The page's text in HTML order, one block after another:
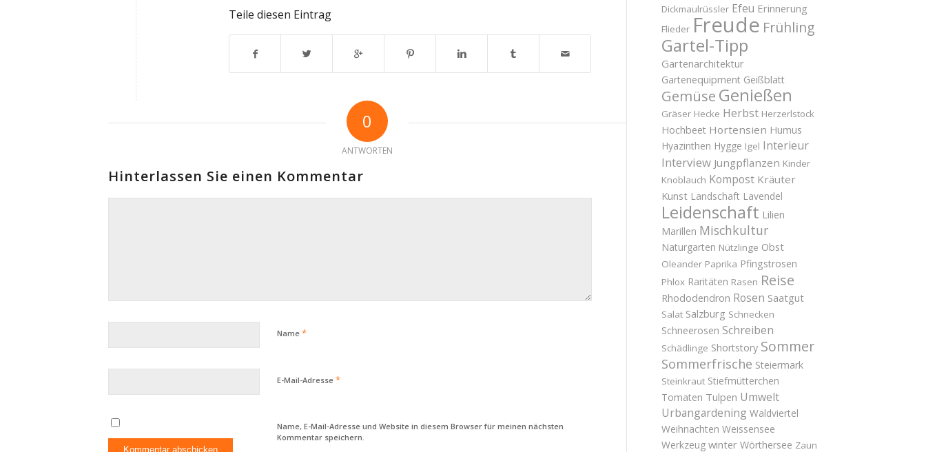
Teile diesen Eintrag
0
ANTWORTEN
Hinterlassen Sie einen Kommentar
Name *
E-Mail-Adresse *
Name, E-Mail-Adresse und Website in diesem Browser für meinen nächsten
Kommentar speichern.
Dickmaulrüssler Efeu Erinnerung
Flieder Freude Frühling
Gartel-Tipp
Gartenarchitektur
Gartenequipment Geißblatt
Gemüse Genießen
Gräser Hecke Herbst Herzerlstock
Hochbeet Hortensien Humus
Hyazinthen Hygge Igel Interieur
Interview Jungpflanzen Kinder
Knoblauch Kompost Kräuter
Kunst Landschaft Lavendel
Leidenschaft Lilien
Marillen Mischkultur
Naturgarten Nützlinge Obst
Oleander Paprika Pfingstrosen
Phlox Raritäten Rasen Reise
Rhododendron Rosen Saatgut
Salat Salzburg Schnecken
Schneerosen Schreiben
Schädlinge Shortstory Sommer
Sommerfrische Steiermark
Steinkraut Stiefmütterchen
Tomaten Tulpen Umwelt
Urbangardening Waldviertel
Weihnachten Weissensee
Werkzeug winter Wörthersee Zaun